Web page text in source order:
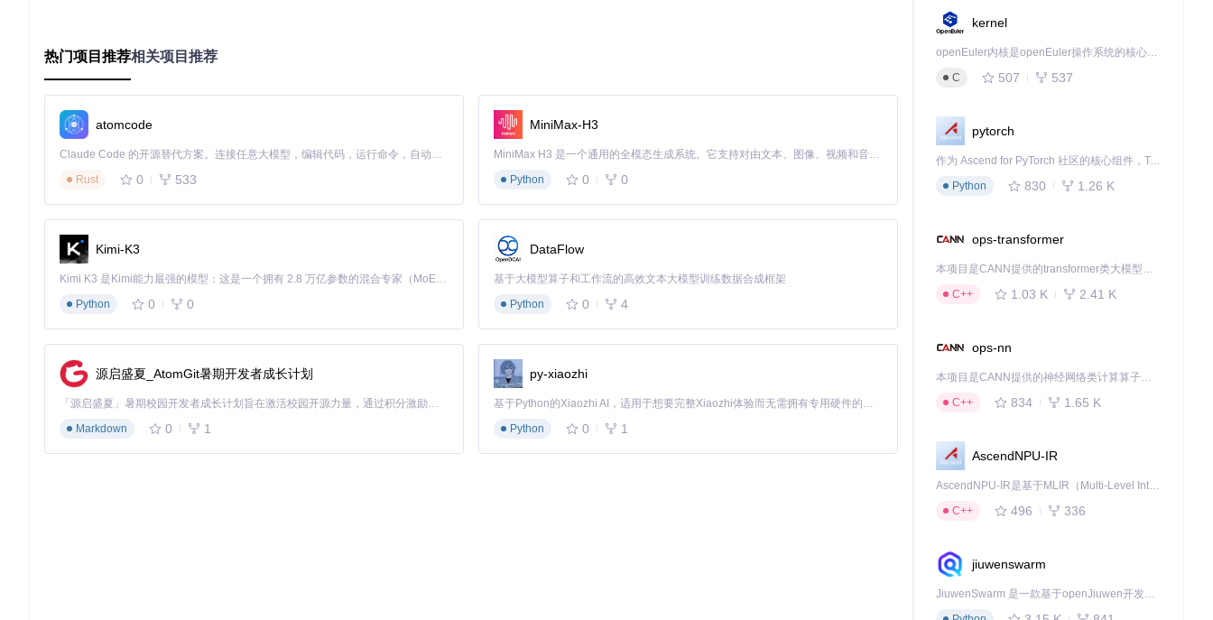
借助NoteBook FanControl，您可以为您的笔记本打造个性化的散热策略，同时享受静谧的工作环境和出色的性能表现。立即尝试，让您的笔记本焕发新
nbfc-linux
NoteBook FanControl ported to Linux
热门项目推荐相关项目推荐
atomcode
Claude Code 的开源替代方案。连接任意大模型，编辑代码，运行命令，自动验证 — 全自动执行。用 Rust 构建，极致性能。 ｜ An open-source alternative to Claude Code. Connect any LLM, edit code, run commands, and verify changes — autonomously. Built in Rust for speed. Get Started
Rust
0 533
MiniMax-H3
MiniMax H3 是一个通用的全模态生成系统。它支持对由文本、图像、视频和音频组成的多模态上下文进行统一理解，并能生成分辨率高达 2K、时长可达 15 秒的带原生立体声音频的视频。得益于面向任务泛化的系统设计，H3 在预训练阶段就已具备广泛的多模态上下文理解与生成能力，能够出色地执行复杂的多模态指令。
Python
0 0
Kimi-K3
Kimi K3 是Kimi能力最强的模型：这是一个拥有 2.8 万亿参数的混合专家（MoE）模型，具备原生视觉理解能力，并支持 100 万 token 的上下文窗口。
Python
0 0
DataFlow
基于大模型算子和工作流的高效文本大模型训练数据合成框架
Python
0 4
源启盛夏_AtomGit暑期开发者成长计划
「源启盛夏」暑期校园开发者成长计划旨在激活校园开源力量，通过积分激励、认证扶持、资源倾斜等形式，引导高校组织和开发者完成「入驻 — 建项目 — 做贡献 — 获认证 — 得资源」的完整闭环。无论你是想带领社团入驻平台的组织者，还是希望用代码贡献证明自己的开发者，都能在这里找到属于你的成长路径。
Markdown
0 1
py-xiaozhi
基于Python的Xiaozhi AI，适用于想要完整Xiaozhi体验而无需拥有专用硬件的用户。
Python
0 1
kernel
openEuler内核是openEuler操作系统的核心，既是系统性能与稳定性的基石，也是连接处理器、设备与服务的桥梁。
C
507 537
pytorch
作为 Ascend for PyTorch 社区的核心组件，TorchNPU 是昇腾专为 PyTorch 打造的深度学习适配插件，使 PyTorch 框架能够直接调用昇腾 NPU，为开发者提供昇腾 AI 处理器的超强算力。
Python
830 1.26 K
ops-transformer
本项目是CANN提供的transformer类大模型算子库，实现网络在NPU上加速计算。
C++
1.03 K 2.41 K
ops-nn
本项目是CANN提供的神经网络类计算算子库，实现网络在NPU上加速计算。
C++
834 1.65 K
AscendNPU-IR
AscendNPU-IR是基于MLIR（Multi-Level Intermediate Representation）构建的，面向昇腾亲和算子编译时使用的中间表示，提供昇腾完备表达能力，通过编译优化提升昇腾AI处理器计算效率，支持通过生态框架使能昇腾AI处理器与深度调优
C++
496 336
jiuwenswarm
JiuwenSwarm 是一款基于openJiuwen开发的智能AI Agent，它能够将大语言模型的强大能力，通过你日常使用的各类通讯应用，直接延伸至你的指尖。